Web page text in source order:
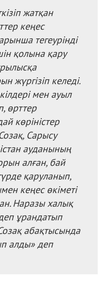
жатқан
кеңес
тегеурінді
қолына қару
жүргізіп келеді.
мен ауыл
өрттер
көріністер
Сарысу
ауданының
алған, бай
қаруланып,
кеңес өкіметі
Наразы халық
ұрандатып
абақтысында
алды» деп